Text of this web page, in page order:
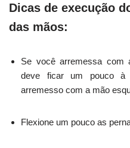
Dicas de execução
das mãos:
Se você arremessa com
deve ficar um pouco à
arremesso com a mão
Flexione um pouco as